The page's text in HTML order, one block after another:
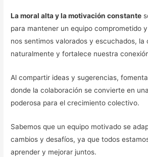
La moral alta y la motivación constante
para mantener un equipo comprometido
nos sentimos valorados y escuchados,
naturalmente y fortalece nuestra
Al compartir ideas y sugerencias,
donde la colaboración se convierte en
poderosa para el crecimiento colectivo.
Sabemos que un equipo motivado se
cambios y desafíos, ya que todos
aprender y mejorar juntos.